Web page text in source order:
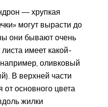
— хрупкая
могут вырасти до
они бывают очень
имеет какой-
оливковый
В верхней части
от основного цвета
жилки